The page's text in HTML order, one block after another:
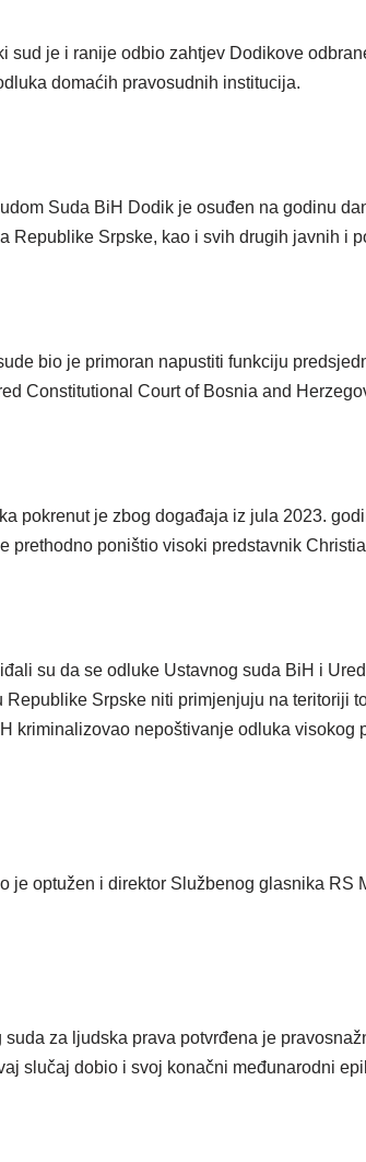
sud je i ranije odbio zahtjev Dodikove
domaćih pravosudnih institucija.
Suda BiH Dodik je osuđen na godinu
Republike Srpske, kao i svih drugih javnih i
bio je primoran napustiti funkciju
Constitutional Court of Bosnia and
pokrenut je zbog događaja iz jula 2023.
prethodno poništio visoki predstavnik
su da se odluke Ustavnog suda BiH i
Republike Srpske niti primjenjuju na teritoriji
kriminalizovao nepoštivanje odluka visokog
je optužen i direktor Službenog glasnika RS
za ljudska prava potvrđena je
slučaj dobio i svoj konačni međunarodni